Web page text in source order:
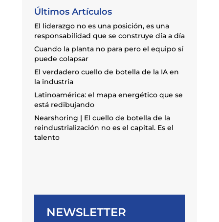
Últimos Artículos
El liderazgo no es una posición, es una
responsabilidad que se construye día a día
Cuando la planta no para pero el equipo sí
puede colapsar
El verdadero cuello de botella de la IA en
la industria
Latinoamérica: el mapa energético que se
está redibujando
Nearshoring | El cuello de botella de la
reindustrialización no es el capital. Es el
talento
NEWSLETTER